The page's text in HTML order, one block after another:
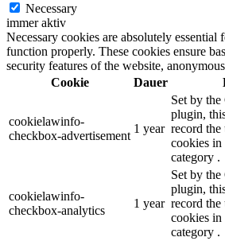
Necessary
immer aktiv
Necessary cookies are absolutely essential
function properly. These cookies ensure
security features of the website,
Cookie
Dauer
cookielawinfo-
checkbox-advertisement
1 year
Set by
plugin,
record the
cookies
category .
cookielawinfo-
checkbox-analytics
1 year
Set by
plugin,
record the
cookies
category .